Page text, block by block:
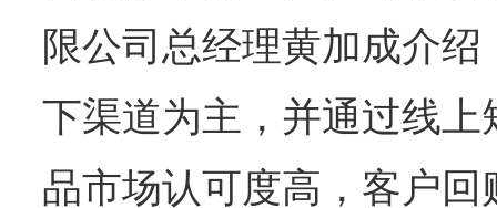
限公司总经理黄加成介
下渠道为主，并通过线
品市场认可度高，客户回